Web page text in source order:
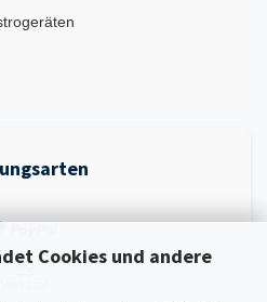
Cookies und andere